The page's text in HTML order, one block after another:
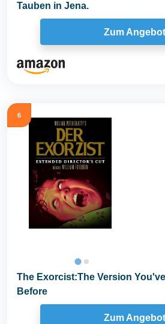
Tauben in Jena.
Zum Angebot
6
The Exorcist:The Version
Before
Zum Angebot